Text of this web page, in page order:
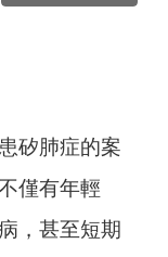
矽肺症的案
僅有年輕
，甚至短期